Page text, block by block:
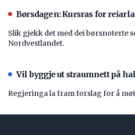
Børsdagen: Kursras for
Slik gjekk det med dei børsnoterte
Nordvestlandet.
Vil byggje ut straumnett på
Regjeringa la fram forslag for å